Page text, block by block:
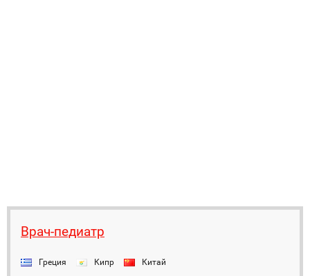
Врач-педиатр
Греция Кипр Китай